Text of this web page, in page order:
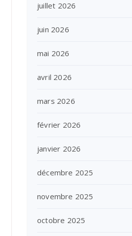
juillet 2026
juin 2026
mai 2026
avril 2026
mars 2026
février 2026
janvier 2026
décembre 2025
novembre 2025
octobre 2025